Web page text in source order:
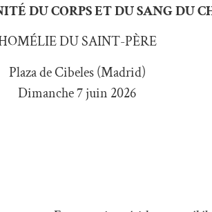
DU CORPS ET DU SANG DU
DU SAINT-PÈRE
Plaza de Cibeles (Madrid)
Dimanche 7 juin 2026